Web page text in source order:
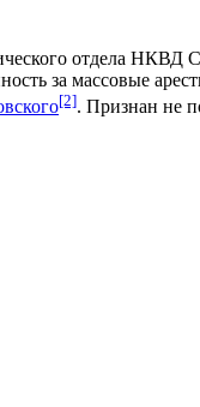
отдела НКВД
за массовые
[2]. Признан не